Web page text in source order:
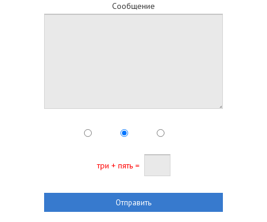
Сообщение
три + пять =